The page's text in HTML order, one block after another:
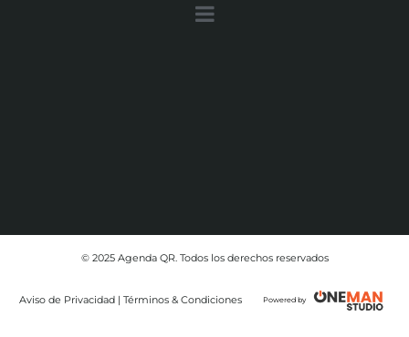
© 2025 Agenda QR. Todos los derechos reservados
Aviso de Privacidad | Términos & Condiciones Powered by